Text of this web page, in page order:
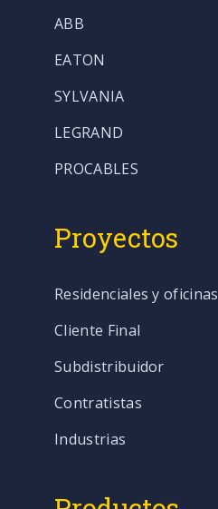
ABB
EATON
SYLVANIA
LEGRAND
PROCABLES
Proyectos
Residenciales y oficinas
Cliente Final
Subdistribuidor
Contratistas
Industrias